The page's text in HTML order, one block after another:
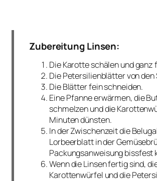
Zubereitung Linsen:
Die Karotte schälen und ganz
Die Petersilienblätter von
Die Blätter fein schneiden.
Eine Pfanne erwärmen, die
schmelzen und die
Minuten dünsten.
In der Zwischenzeit die
Lorbeerblatt in der
Packungsanweisung bissfest
Wenn die Linsen fertig sind,
Karottenwürfel und die